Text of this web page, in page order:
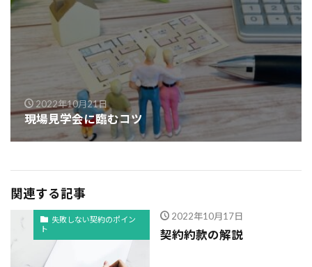
2022年10月21日
現場見学会に臨むコツ
関連する記事
失敗しない契約のポイン
ト
2022年10月17日
契約約款の解説